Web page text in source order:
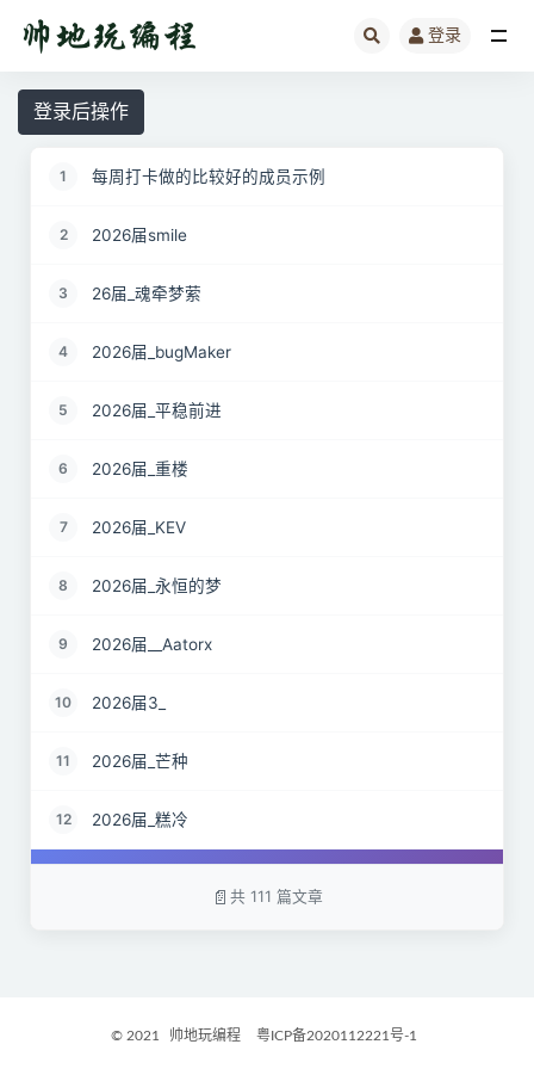
登录
登录后操作
1 每周打卡做的比较好的成员示例
2 2026届smile
3 26届_魂牵梦萦
4 2026届_bugMaker
5 2026届_平稳前进
6 2026届_重楼
7 2026届_KEV
8 2026届_永恒的梦
9 2026届__Aatorx
10 2026届3_
11 2026届_芒种
12 2026届_糕冷
共 111 篇文章
© 2021 帅地玩编程 粤ICP备2020112221号-1